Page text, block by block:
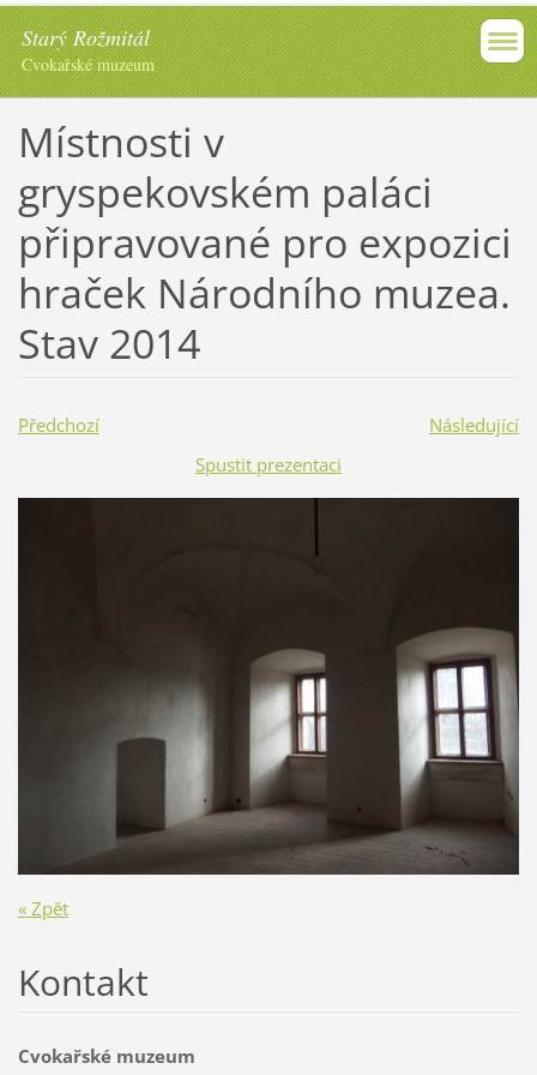
Starý Rožmitál
Cvokařské muzeum
Místnosti v
gryspekovském paláci
připravované pro expozici
hraček Národního muzea.
Stav 2014
Předchozí
Následující
Spustit prezentaci
« Zpět
Kontakt
Cvokařské muzeum